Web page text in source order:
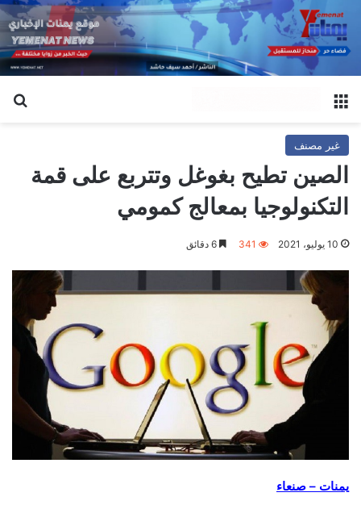
غير مصنف
الصين تطيح بغوغل وتتربع على قمة
التكنولوجيا بمعالج كمومي
10 يوليو، 2021 341
يمنات – صنعاء